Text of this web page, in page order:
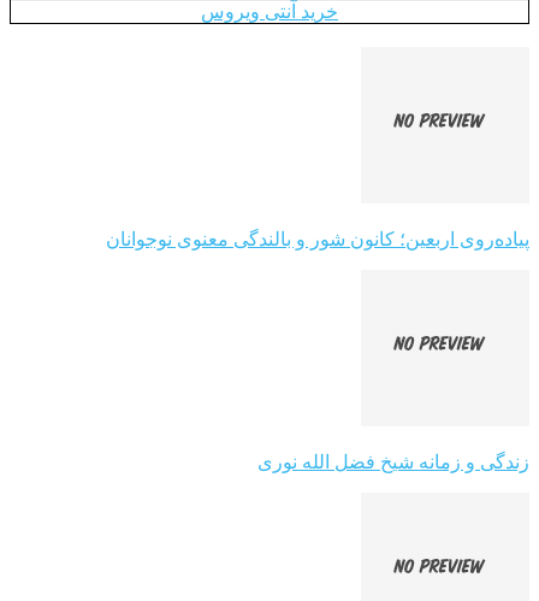
خرید آنتی ویروس
پیاده‌روی اربعین؛ کانون شور و بالندگی معنوی نوجوانان
زندگی و زمانه شیخ فضل الله نوری